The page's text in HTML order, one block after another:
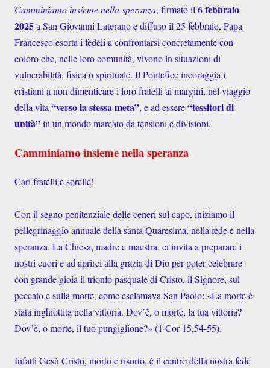
Camminiamo insieme nella speranza, firmato il 6 febbraio
2025a San Giovanni Laterano e diffuso il 25 febbraio, Papa
Francesco esorta i fedeli a confrontarsi concretamente con
coloro che, nelle loro comunità, vivono in situazioni di
vulnerabilità, fisica o spirituale. Il Pontefice incoraggia i
cristiani a non dimenticare i loro fratelli ai margini, nel viaggio
della vita “verso la stessa meta”, e ad essere“tessitori di
unità”in un mondo marcato da tensioni e divisioni.
Camminiamo insieme nella speranza
Cari fratelli e sorelle!
Con il segno penitenziale delle ceneri sul capo, iniziamo il
pellegrinaggio annuale della santa Quaresima, nella fede e nella
speranza. La Chiesa, madre e maestra, ci invita a preparare i
nostri cuori e ad aprirci alla grazia di Dio per poter celebrare
con grande gioia il trionfo pasquale di Cristo, il Signore, sul
peccato e sulla morte, come esclamava San Paolo: «La morte è
stata inghiottita nella vittoria. Dov’è, o morte, la tua vittoria?
Dov’è, o morte, il tuo pungiglione?» (1 Cor 15,54-55).
Infatti Gesù Cristo, morto e risorto, è il centro della nostra fede